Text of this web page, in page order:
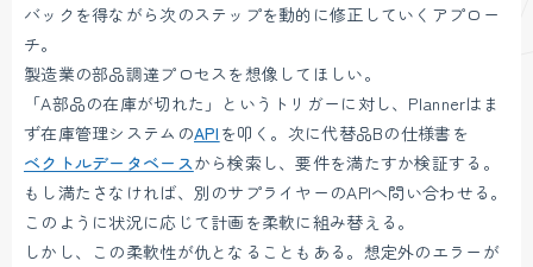
バックを得ながら次のステップを動的に修正していくアプロー
チ。
製造業の部品調達プロセスを想像してほしい。
「A部品の在庫が切れた」というトリガーに対し、Plannerはま
ず在庫管理システムのAPI を叩く。次に代替品Bの仕様書を
ベクトルデータベースから検索し、要件を満たすか検証する。
もし満たさなければ、別のサプライヤーのAPIへ問い合わせる。
このように状況に応じて計画を柔軟に組み替える。
しかし、この柔軟性が仇となることもある。想定外のエラーが